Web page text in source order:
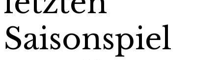
Saisonspiel